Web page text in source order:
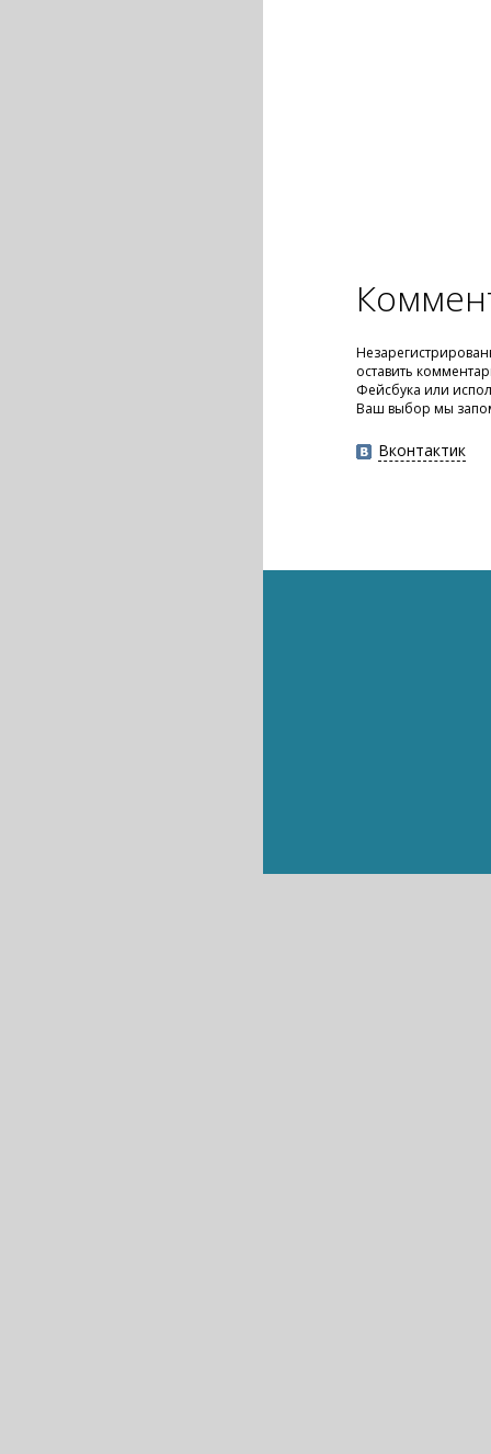
оставить
Фейсбука или
Ваш выбор мы
Вконтактик